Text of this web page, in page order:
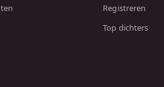
Registreren
Top dichters